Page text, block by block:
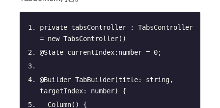
private tabsController : TabsController
= new TabsController()
@State currentIndex: number = 0;
@Builder TabBuilder(title: string,
targetIndex: number)
{
Column( )
{